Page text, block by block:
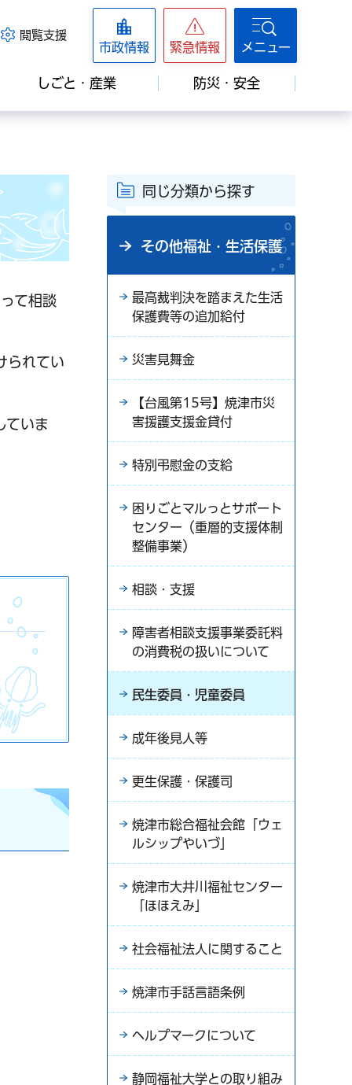
閲覧支援
市政情報 緊急情報 メニュー
しごと・産業 防災・安全
て相談
られてい
いま
同じ分類から探す
その他福祉・生活保護
最高裁判決を踏まえた生活
保護費等の追加給付
災害見舞金
【台風第15号】焼津市災
害援護支援金貸付
特別弔慰金の支給
困りごとマルっとサポート
センター（重層的支援体制
整備事業）
相談・支援
障害者相談支援事業委託料
の消費税の扱いについて
民生委員・児童委員
成年後見人等
更生保護・保護司
焼津市総合福祉会館「ウェ
ルシップやいづ」
焼津市大井川福祉センター
「ほほえみ」
社会福祉法人に関すること
焼津市手話言語条例
ヘルプマークについて
静岡福祉大学との取り組み